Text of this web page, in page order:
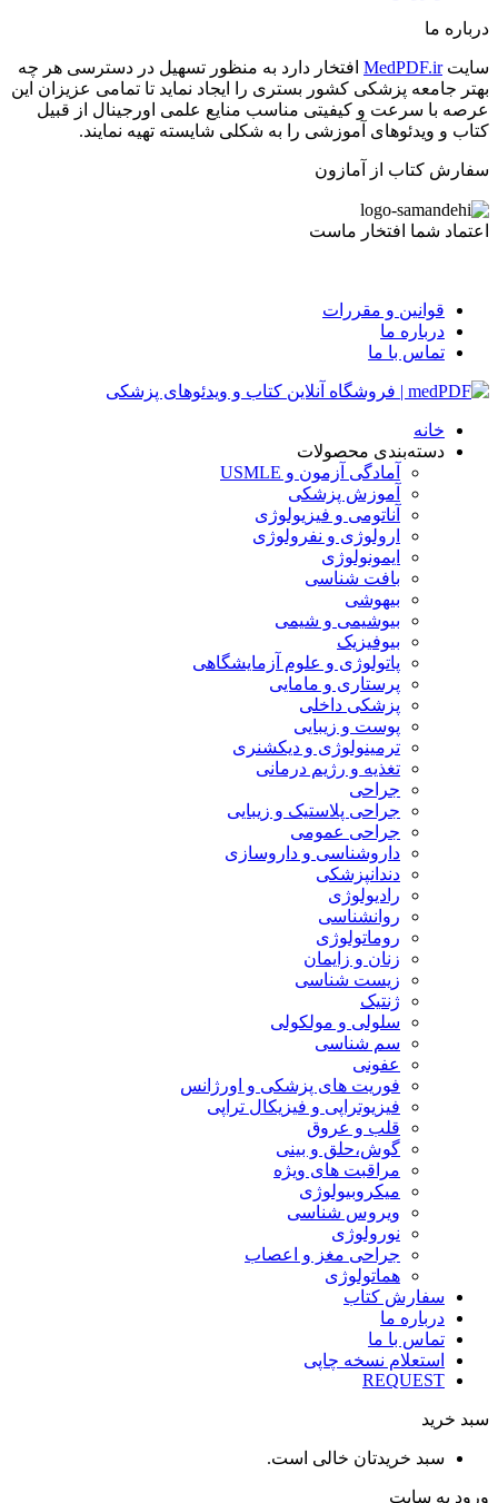
درباره ما
سایتMedPDF.ir افتخار دارد به منظور تسهیل در دسترسی هر چه
بهتر جامعه پزشکی کشور بستری را ایجاد نماید تا تمامی عزیزان این
عرصه با سرعت و کیفیتی مناسب منایع علمی اورجینال از قبیل
کتاب و ویدئوهای آموزشی را به شکلی شایسته تهیه نمایند.
سفارش کتاب از آمازون
اعتماد شما افتخار ماست
قوانین و مقررات
درباره ما
تماس با ما
خانه
دسته‌بندی محصولات
آمادگی آزمون و USMLE
آموزش پزشکی
آناتومی و فیزیولوژی
ارولوژی و نفرولوژی
ایمونولوژی
بافت شناسی
بیهوشی
بیوشیمی و شیمی
بیوفیزیک
پاتولوژی و علوم آزمایشگاهی
پرستاری و مامایی
پزشکی داخلی
پوست و زیبایی
ترمینولوژی و دیکشنری
تغذیه و رژیم درمانی
جراحی
جراحی پلاستیک و زیبایی
جراحی عمومی
داروشناسی و داروسازی
دندانپزشکی
رادیولوژی
روانشناسی
روماتولوژی
زنان و زایمان
زیست شناسی
ژنتیک
سلولی و مولکولی
سم شناسی
عفونی
فوریت های پزشکی و اورژانس
فیزیوتراپی و فیزیکال تراپی
قلب و عروق
گوش،حلق و بینی
مراقبت های ویژه
میکروبیولوژی
ویروس شناسی
نورولوژی
جراحی مغز و اعصاب
هماتولوژی
سفارش کتاب
درباره ما
تماس با ما
استعلام نسخه چاپی
REQUEST
سبد خرید
سبد خریدتان خالی است.
ورود به سایت